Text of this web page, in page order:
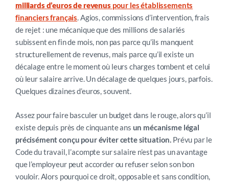
milliards d’euros de revenus pour les établissements
financiers français. Agios, commissions d’intervention, frais
de rejet : une mécanique que des millions de salariés
subissent en fin de mois, non pas parce qu’ils manquent
structurellement de revenus, mais parce qu’il existe un
décalage entre le moment où leurs charges tombent et celui
où leur salaire arrive. Un décalage de quelques jours, parfois.
Quelques dizaines d’euros, souvent.
Assez pour faire basculer un budget dans le rouge, alors qu’il
existe depuis près de cinquante ans un mécanisme légal
précisément conçu pour éviter cette situation. Prévu par le
Code du travail, l’acompte sur salaire n’est pas un avantage
que l’employeur peut accorder ou refuser selon son bon
vouloir. Alors pourquoi ce droit, opposable et sans condition,